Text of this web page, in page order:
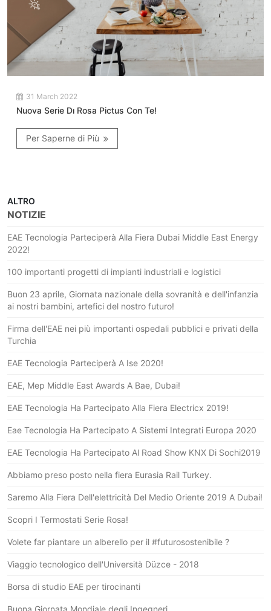
31 March 2022
Nuova Serie Dı Rosa Pictus Con Te!
Per Saperne di Più
ALTRO
NOTIZIE
EAE Tecnologia Parteciperà Alla Fiera Dubai Middle East Energy
2022!
100 importanti progetti di impianti industriali e logistici
Buon 23 aprile, Giornata nazionale della sovranità e dell'infanzia
ai nostri bambini, artefici del nostro futuro!
Firma dell'EAE nei più importanti ospedali pubblici e privati della
Turchia
EAE Tecnologia Parteciperà A Ise 2020!
EAE, Mep Middle East Awards A Bae, Dubai!
EAE Tecnologia Ha Partecipato Alla Fiera Electricx 2019!
Eae Tecnologia Ha Partecipato A Sistemi Integrati Europa 2020
EAE Tecnologia Ha Partecipato Al Road Show KNX Di Sochi2019
Abbiamo preso posto nella fiera Eurasia Rail Turkey.
Saremo Alla Fiera Dell'elettricità Del Medio Oriente 2019 A Dubai!
Scopri I Termostati Serie Rosa!
Volete far piantare un alberello per il #futurosostenibile ?
Viaggio tecnologico dell'Università Düzce - 2018
Borsa di studio EAE per tirocinanti